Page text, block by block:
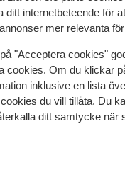
ditt internetbeteende för
mer relevanta
"Acceptera cookies"
cookies. Om du klickar
inklusive en lista
du vill tillåta. Du
ditt samtycke när
ca 150 m
ca 200 m